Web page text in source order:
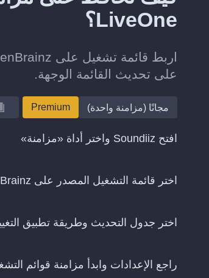
LiveOne؟
على تحديث القائمة الوجهة.
مجانًا (مزامنة واحدة) Premium
افتح Soundiiz واختر أداة «مزامنة»
اختر قائمة التشغيل المصدر على ListenBrainz، ثم القائمة التي تريد تحديثها على LiveOne
اختر جدول التحديث وطريقة تطبيق
راجع الإعدادات وابدأ مزامنة قوائم